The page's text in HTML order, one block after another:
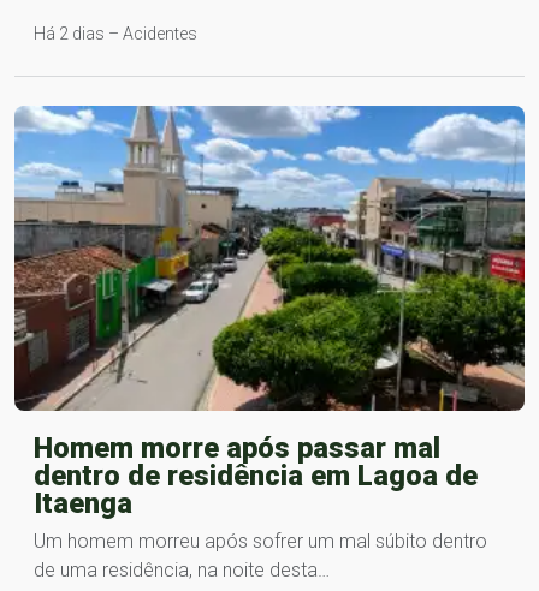
Há 2 dias – Acidentes
Homem morre após passar mal
dentro de residência em Lagoa de
Itaenga
Um homem morreu após sofrer um mal súbito dentro
de uma residência, na noite desta…